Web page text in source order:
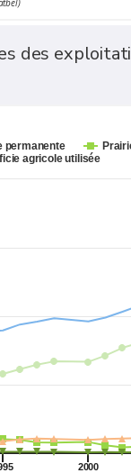
des
permanente
agricole utilisée
2000